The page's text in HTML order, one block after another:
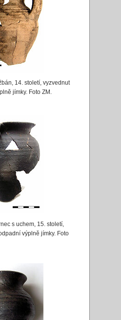
14. století, vyzvednut
jímky. Foto ZM.
s uchem, 15. století,
výplně jímky. Foto